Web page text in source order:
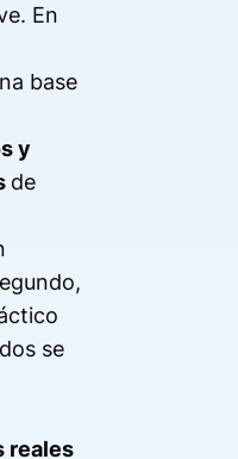
En
base
y
de
se
reales